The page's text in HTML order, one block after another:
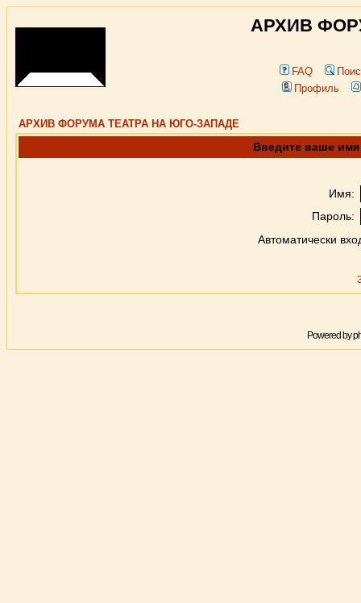
АРХИВ
FAQ
Профиль
АРХИВ ФОРУМА ТЕАТРА НА ЮГО-ЗАПАДЕ
Введите ваше
Имя:
Пароль:
Автоматически
Powered by